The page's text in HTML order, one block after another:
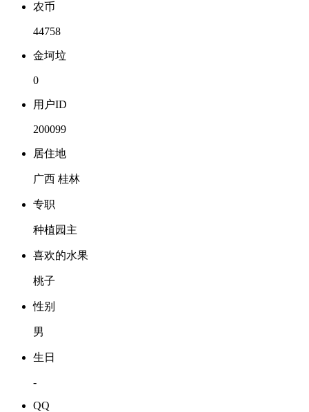
农币
44758
金坷垃
0
用户ID
200099
居住地
广西 桂林
专职
种植园主
喜欢的水果
桃子
性别
男
生日
-
QQ